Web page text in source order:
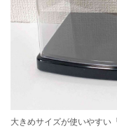
大きめサイズが使いやすい